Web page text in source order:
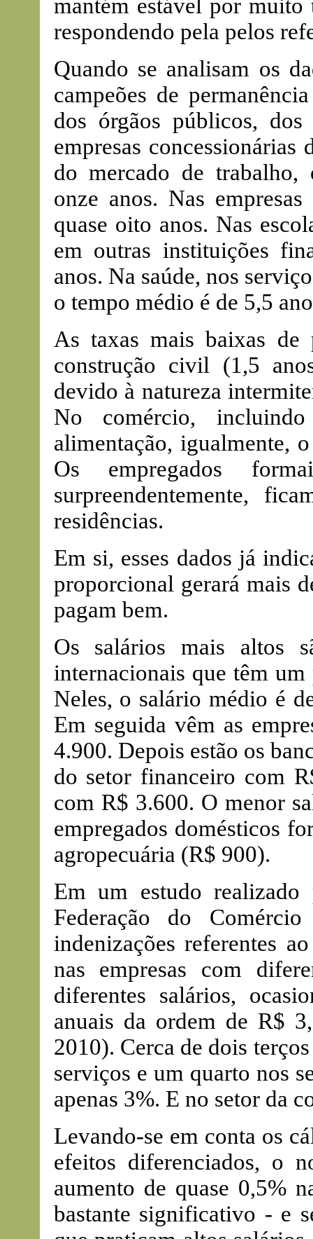
mantém estável por
respondendo pela pelos
Quando se analisam os
campeões de
dos órgãos públicos,
empresas
do mercado de trabalho,
onze anos. Nas
quase oito anos. Nas
em outras instituições
anos. Na saúde, nos
o tempo médio é de 5,5
As taxas mais baixas de
construção civil (1,5
devido à natureza
No comércio,
alimentação, igualmente,
Os empregados
surpreendentemente,
residências.
Em si, esses dados já
proporcional gerará mais
pagam bem.
Os salários mais altos
internacionais que têm
Neles, o salário médio é
Em seguida vêm as
4.900. Depois estão os
do setor financeiro com
com R$ 3.600. O menor
empregados domésticos
agropecuária (R$ 900).
Em um estudo
Federação do
indenizações referentes
nas empresas com
diferentes salários,
anuais da ordem de R$
2010). Cerca de dois
serviços e um quarto nos
apenas 3%. E no setor da
Levando-se em conta os
efeitos diferenciados, o
aumento de quase 0,5%
bastante significativo - e